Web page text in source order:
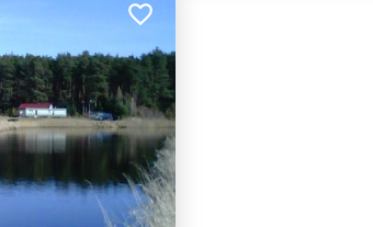
Dodaj do ulubionych